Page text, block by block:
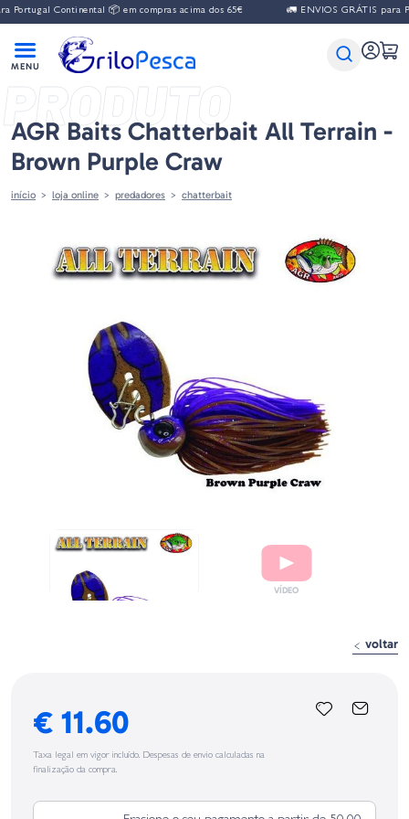
Continental 📦 em compras acima dos 65€ 🚛 ENVIOS GRÁTIS para
PRODUTO
AGR Baits Chatterbait All Terrain -
Brown Purple Craw
início loja online predadores chatterbait
voltar
€ 11.60
Taxa legal em vigor incluído. Despesas de envio calculadas na
finalização da compra.